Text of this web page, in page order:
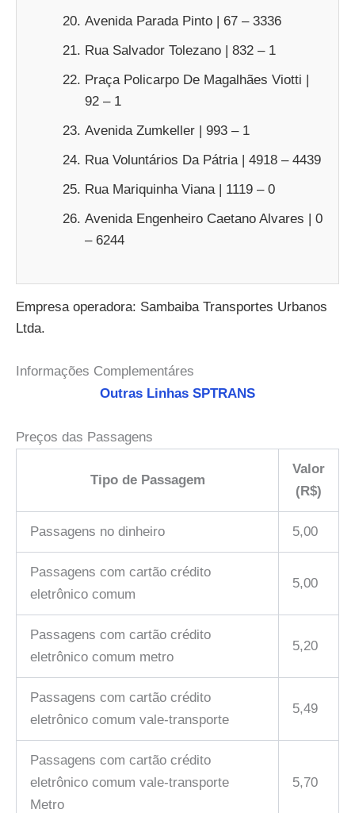
Avenida Parada Pinto | 67 – 3336
Rua Salvador Tolezano | 832 – 1
Praça Policarpo De Magalhães Viotti |
92 – 1
Avenida Zumkeller | 993 – 1
Rua Voluntários Da Pátria | 4918 – 4439
Rua Mariquinha Viana | 1119 – 0
Avenida Engenheiro Caetano Alvares | 0
– 6244
Empresa operadora: Sambaiba Transportes Urbanos
Ltda.
Informações Complementáres
Outras Linhas SPTRANS
Preços das Passagens
Tipo de Passagem
Valor
(R$)
Passagens no dinheiro 5,00
Passagens com cartão crédito
eletrônico comum
5,00
Passagens com cartão crédito
eletrônico comum metro
5,20
Passagens com cartão crédito
eletrônico comum vale-transporte
5,49
Passagens com cartão crédito
eletrônico comum vale-transporte
Metro
5,70